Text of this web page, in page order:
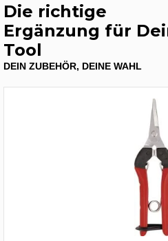
Die richtige
Ergänzung für
Tool
DEIN ZUBEHÖR, DEINE WAHL